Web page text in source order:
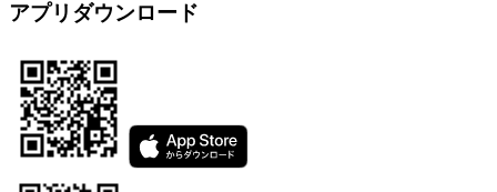
アプリダウンロード